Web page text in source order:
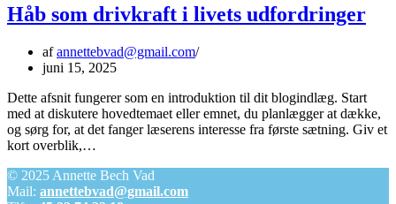
Annette
Bech
tilgang
Håb som drivkraft i livets udfordringer
afannettebvad@gmail.com
juni 15, 2025
Dette afsnit fungerer som en introduktion til dit blogindlæg. Start
med at diskutere hovedtemaet eller emnet, du planlægger at dække,
og sørg for, at det fanger læserens interesse fra første sætning. Giv et
kort overblik,…
drivkraft
i
© 2025 Annette Bech Vad
Mail: annettebvad@gmail.com